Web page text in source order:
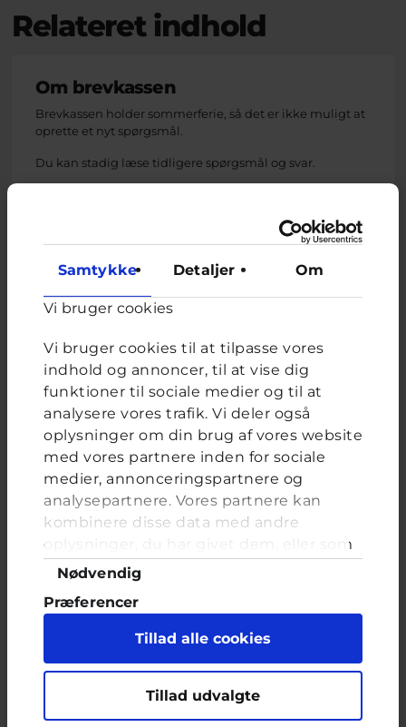
Samtykke Detaljer Om
Vi bruger cookies
Vi bruger cookies til at tilpasse vores
indhold og annoncer, til at vise dig
funktioner til sociale medier og til at
analysere vores trafik. Vi deler også
oplysninger om din brug af vores website
med vores partnere inden for sociale
medier, annonceringspartnere og
analysepartnere. Vores partnere kan
kombinere disse data med andre
oplysninger, du har givet dem, eller som
de har indsamlet fra din brug af deres
tjenester. Du samtykker til vores cookies,
hvis du fortsætter med at anvende vores
hjemmeside.
Samtykkevalg
Nødvendig
Præferencer
Marketing
Tillad alle cookies
Tillad udvalgte
Relateret indhold
Om brevkassen
Brevkassen holder sommerferie, så det er ikke muligt at
oprette et nyt spørgsmål.
Du kan stadig læse tidligere spørgsmål og svar.
Afstemning
Har du oplevet at få seksuelle kommentarer til et
Nej
Nej, men jeg kender nogen, der har prøvet det
Jeg er i tvivl, om det var en seksuel kommentar
FORRIGE NÆSTE
Skifte gymnasie
Af Merve
16 år · 5 år 11 måneder siden
gymnasie som jeg har ønsket mig så længe.
Jeg havde høje forventninger, men da jeg så
startede og mødte min klasse faldt alt bare
sammen. Jeg har ingen at tale med. Jeg har